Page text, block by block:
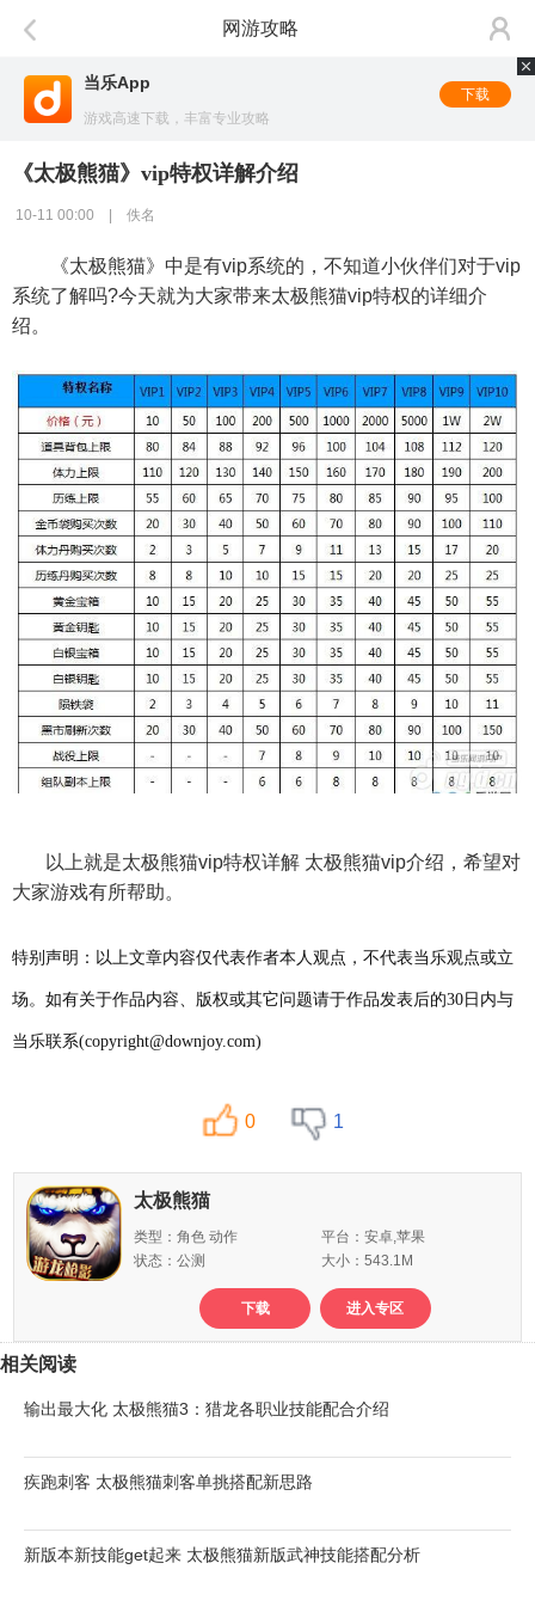
网游攻略
当乐App
游戏高速下载，丰富专业攻略
下载
《太极熊猫》vip特权详解介绍
10-11 00:00 | 佚名
《太极熊猫》中是有vip系统的，不知道小伙伴们对于vip
系统了解吗?今天就为大家带来太极熊猫vip特权的详细介
绍。
以上就是太极熊猫vip特权详解 太极熊猫vip介绍，希望对
大家游戏有所帮助。
特别声明：以上文章内容仅代表作者本人观点，不代表当乐观点或立
场。如有关于作品内容、版权或其它问题请于作品发表后的30日内与
当乐联系(copyright@downjoy.com)
0 1
太极熊猫
类型：角色 动作
平台：安卓,苹果
状态：公测
大小：543.1M
下载 进入专区
相关阅读
输出最大化 太极熊猫3：猎龙各职业技能配合介绍
疾跑刺客 太极熊猫刺客单挑搭配新思路
新版本新技能get起来 太极熊猫新版武神技能搭配分析